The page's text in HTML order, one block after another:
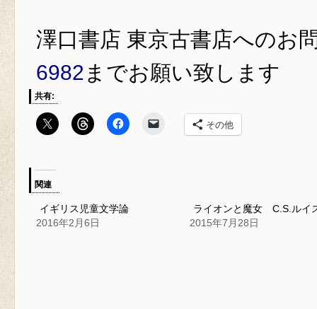
澤口書店 東京古書店へのお
6982 までお願い致します
共有:
その他
関連
イギリス児童文学論
2016年2月6日
ライオンと魔女 C.S.ルイ
2015年7月28日